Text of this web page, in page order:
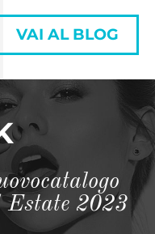
VAI AL BLOG
2023